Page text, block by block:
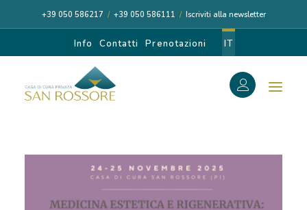
+39 050 586217 / +39 050 586111 / Iscriviti alla newsletter
Info Contatti Prenotazioni IT